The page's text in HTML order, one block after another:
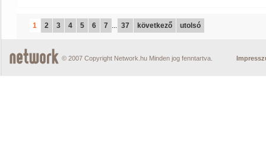
1 2 3 4 5 6 7 ... 37 következő utolsó
© 2007 Copyright Network.hu Minden jog fenntartva.